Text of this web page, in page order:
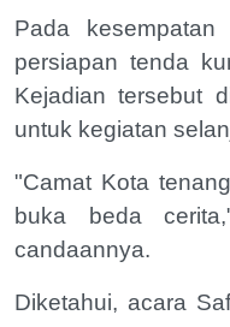
Pada
persiapan tenda
Kejadian tersebut
untuk kegiatan
"Camat Kota
buka beda
candaannya.
Diketahui, acara